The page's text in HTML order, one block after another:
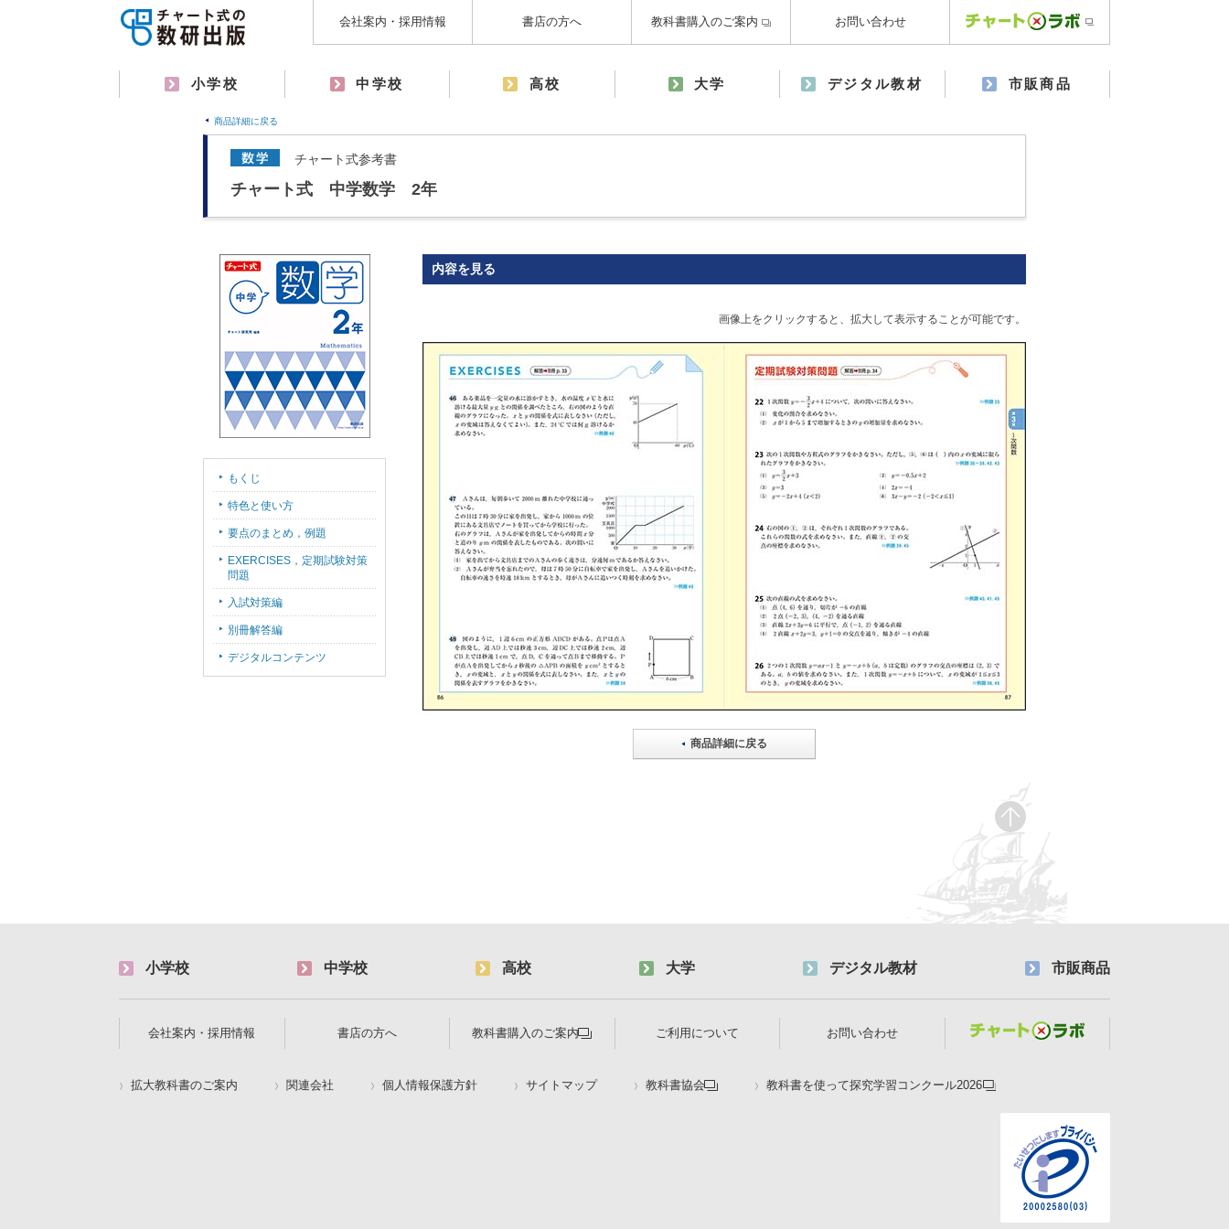
会社案内・採用情報 書店の方へ 教科書購入のご案内 お問い合わせ
小学校 中学校 高校 大学 デジタル教材 市販商品
商品詳細に戻る
チャート式参考書
チャート式 中学数学 2年
内容を見る
画像上をクリックすると、拡大して表示することが可能です。
商品詳細に戻る
もくじ
特色と使い方
要点のまとめ，例題
EXERCISES，定期試験対策
問題
入試対策編
別冊解答編
デジタルコンテンツ
小学校 中学校 高校 大学 デジタル教材 市販商品
会社案内・採用情報 書店の方へ 教科書購入のご案内 ご利用について お問い合わせ
拡大教科書のご案内 関連会社 個人情報保護方針 サイトマップ 教科書協会 教科書を使って探究学習コンクール2026